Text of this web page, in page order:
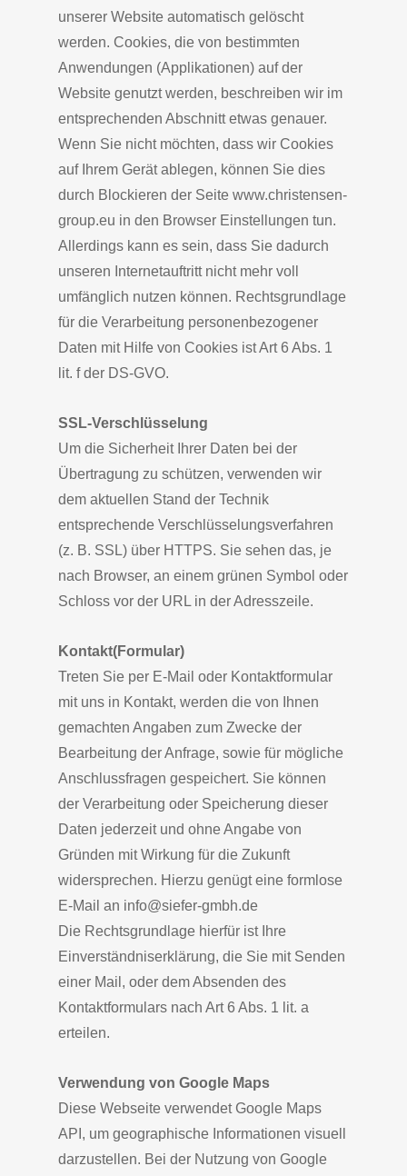
unserer Website automatisch gelöscht
werden. Cookies, die von bestimmten
Anwendungen (Applikationen) auf der
Website genutzt werden, beschreiben wir im
entsprechenden Abschnitt etwas genauer.
Wenn Sie nicht möchten, dass wir Cookies
auf Ihrem Gerät ablegen, können Sie dies
durch Blockieren der Seite www.christensen-
group.eu in den Browser Einstellungen tun.
Allerdings kann es sein, dass Sie dadurch
unseren Internetauftritt nicht mehr voll
umfänglich nutzen können. Rechtsgrundlage
für die Verarbeitung personenbezogener
Daten mit Hilfe von Cookies ist Art 6 Abs. 1
lit. f der DS-GVO.
SSL-Verschlüsselung
Um die Sicherheit Ihrer Daten bei der
Übertragung zu schützen, verwenden wir
dem aktuellen Stand der Technik
entsprechende Verschlüsselungsverfahren
(z. B. SSL) über HTTPS. Sie sehen das, je
nach Browser, an einem grünen Symbol oder
Schloss vor der URL in der Adresszeile.
Kontakt(Formular)
Treten Sie per E-Mail oder Kontaktformular
mit uns in Kontakt, werden die von Ihnen
gemachten Angaben zum Zwecke der
Bearbeitung der Anfrage, sowie für mögliche
Anschlussfragen gespeichert. Sie können
der Verarbeitung oder Speicherung dieser
Daten jederzeit und ohne Angabe von
Gründen mit Wirkung für die Zukunft
widersprechen. Hierzu genügt eine formlose
E-Mail an info@siefer-gmbh.de
Die Rechtsgrundlage hierfür ist Ihre
Einverständniserklärung, die Sie mit Senden
einer Mail, oder dem Absenden des
Kontaktformulars nach Art 6 Abs. 1 lit. a
erteilen.
Verwendung von Google Maps
Diese Webseite verwendet Google Maps
API, um geographische Informationen visuell
darzustellen. Bei der Nutzung von Google